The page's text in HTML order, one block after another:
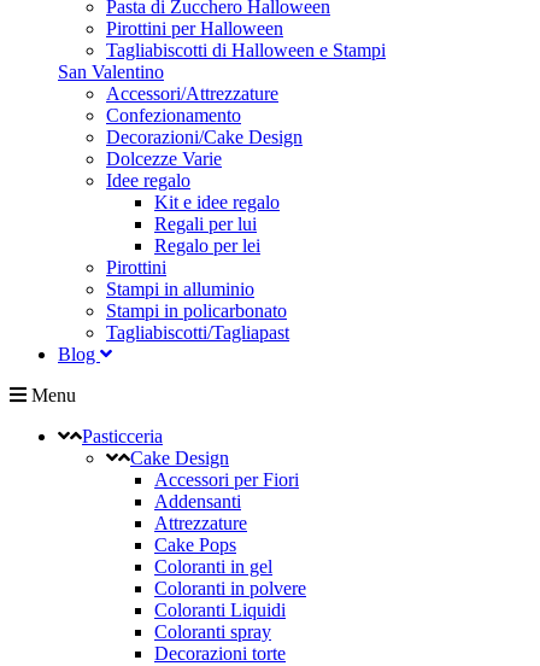
Pasta di Zucchero Halloween
Pirottini per Halloween
Tagliabiscotti di Halloween e Stampi
San Valentino
Accessori/Attrezzature
Confezionamento
Decorazioni/Cake Design
Dolcezze Varie
Idee regalo
Kit e idee regalo
Regali per lui
Regalo per lei
Pirottini
Stampi in alluminio
Stampi in policarbonato
Tagliabiscotti/Tagliapast
Blog
Menu
Pasticceria
Cake Design
Accessori per Fiori
Addensanti
Attrezzature
Cake Pops
Coloranti in gel
Coloranti in polvere
Coloranti Liquidi
Coloranti spray
Decorazioni torte